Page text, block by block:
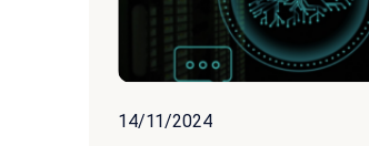
14/11/2024